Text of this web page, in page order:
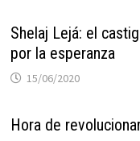
Shelaj Lejá: el
por la esperanza
15/06/2020
Hora de